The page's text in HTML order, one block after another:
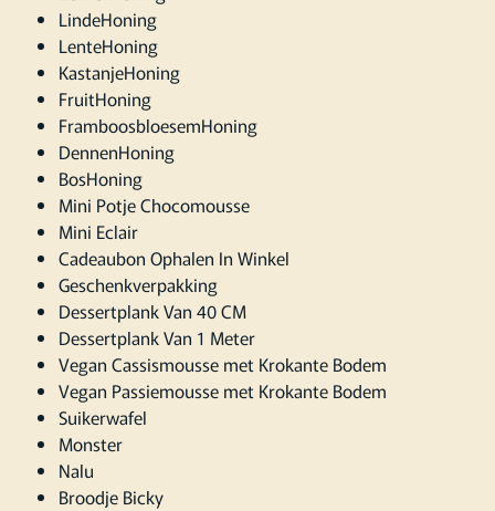
LindeHoning
LenteHoning
KastanjeHoning
FruitHoning
FramboosbloesemHoning
DennenHoning
BosHoning
Mini Potje Chocomousse
Mini Eclair
Cadeaubon Ophalen In Winkel
Geschenkverpakking
Dessertplank Van 40 CM
Dessertplank Van 1 Meter
Vegan Cassismousse met Krokante Bodem
Vegan Passiemousse met Krokante Bodem
Suikerwafel
Monster
Nalu
Broodje Bicky